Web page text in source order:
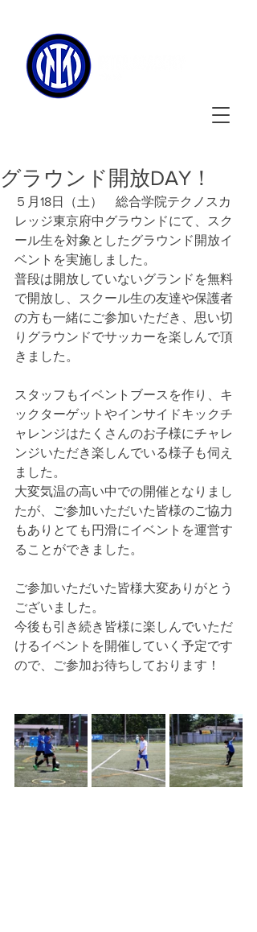
グラウンド開放DAY！
５月18日（土）　総合学院テクノスカ
レッジ東京府中グラウンドにて、スク
ール生を対象としたグラウンド開放イ
ベントを実施しました。
普段は開放していないグランドを無料
で開放し、スクール生の友達や保護者
の方も一緒にご参加いただき、思い切
りグラウンドでサッカーを楽しんで頂
き ました。
スタッフもイベントブースを作り、キ
ックターゲットやインサイドキックチ
ャレンジはたくさんのお子様にチャレ
ンジいただき楽しんでいる様子も伺え
ました。
大変気温の高い中での開催となりまし
たが、ご参加いただいた皆様のご協力
もありとても円滑にイベントを運営す
ることができました。
ご参加いただいた皆様大変ありがとう
ございました。
今後も引き続き皆様に楽しんでいただ
けるイベントを開催していく予定です
ので、ご参加お待ちしております！